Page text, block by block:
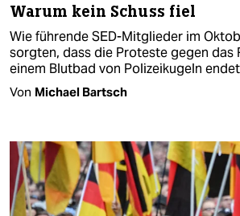
Warum kein Schuss fiel
Wie führende SED-Mitglieder im
sorgten, dass die Proteste gegen das
einem Blutbad von Polizeikugeln
Von Michael Bartsch